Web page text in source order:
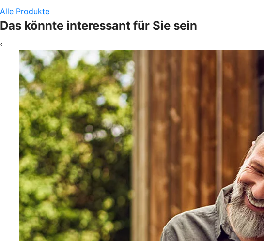
Alle Produkte
Das könnte interessant für Sie sein
‹